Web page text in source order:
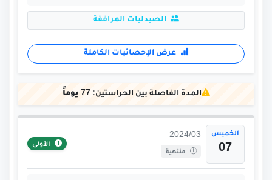
الصيدليات المرافقة
عرض الإحصائيات الكاملة
المدة الفاصلة بين الحراستين: 77 يوماً
الخميس
07
2024/03
منتهية
الأولى